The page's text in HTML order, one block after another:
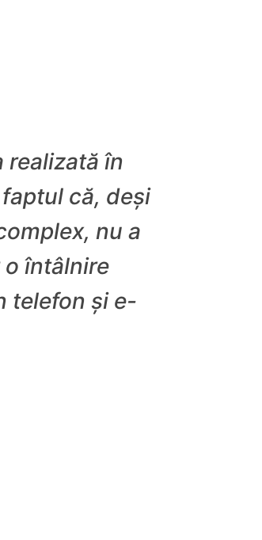
realizată în
că, deși
nu a
o întâlnire
telefon și e-